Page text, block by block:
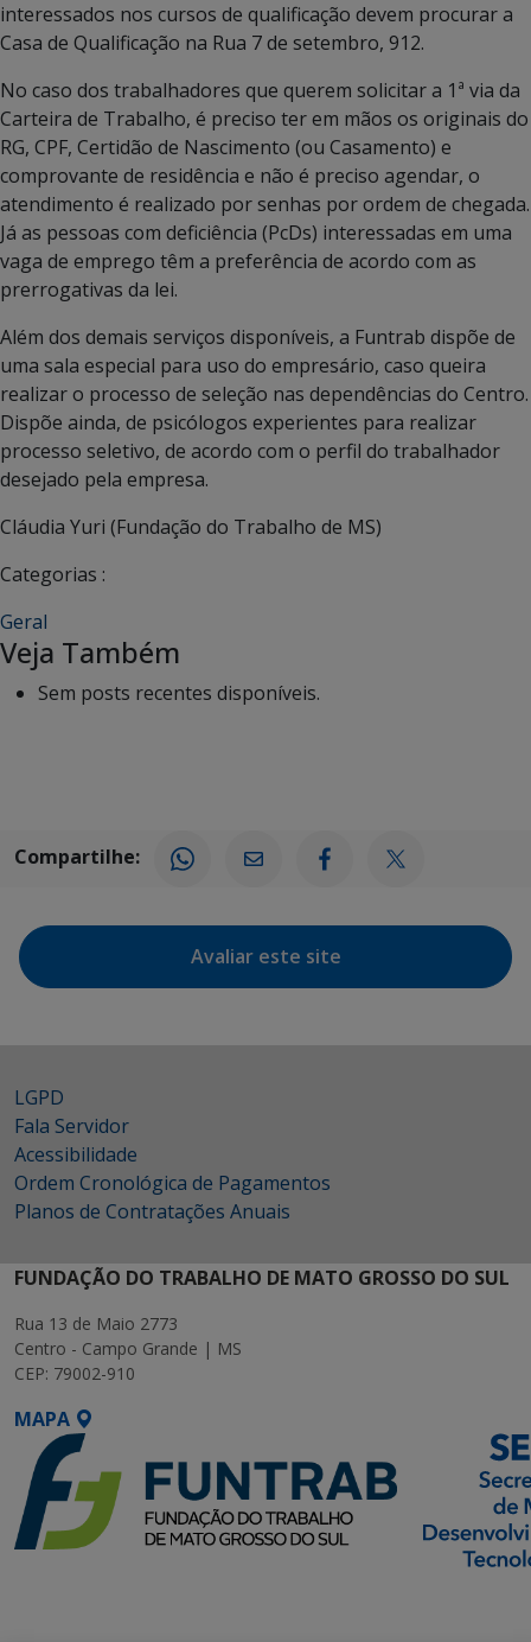
interessados nos cursos de qualificação devem procurar a
Casa de Qualificação na Rua 7 de setembro, 912.
No caso dos trabalhadores que querem solicitar a 1ª via da
Carteira de Trabalho, é preciso ter em mãos os originais do
RG, CPF, Certidão de Nascimento (ou Casamento) e
comprovante de residência e não é preciso agendar, o
atendimento é realizado por senhas por ordem de chegada.
Já as pessoas com deficiência (PcDs) interessadas em uma
vaga de emprego têm a preferência de acordo com as
prerrogativas da lei.
Além dos demais serviços disponíveis, a Funtrab dispõe de
uma sala especial para uso do empresário, caso queira
realizar o processo de seleção nas dependências do Centro.
Dispõe ainda, de psicólogos experientes para realizar
processo seletivo, de acordo com o perfil do trabalhador
desejado pela empresa.
Cláudia Yuri (Fundação do Trabalho de MS)
Categorias :
Geral
Veja Também
Sem posts recentes disponíveis.
Compartilhe:
Avaliar este site
LGPD
Fala Servidor
Acessibilidade
Ordem Cronológica de Pagamentos
Planos de Contratações Anuais
FUNDAÇÃO DO TRABALHO DE MATO GROSSO DO SUL
Rua 13 de Maio 2773
Centro - Campo Grande | MS
CEP: 79002-910
MAPA